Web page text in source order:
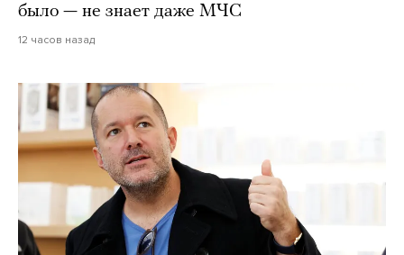
было — не знает даже МЧС
12 часов назад